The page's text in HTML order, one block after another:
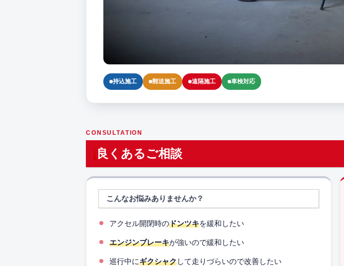
持込施工 郵送施工 遠隔施工 車検対応
CONSULTATION
良くあるご相談
こんなお悩みありませんか？
アクセル開閉時のドンツキを緩和したい
エンジンブレーキが強いので緩和したい
巡行中にギクシャクして走りづらいので改善したい